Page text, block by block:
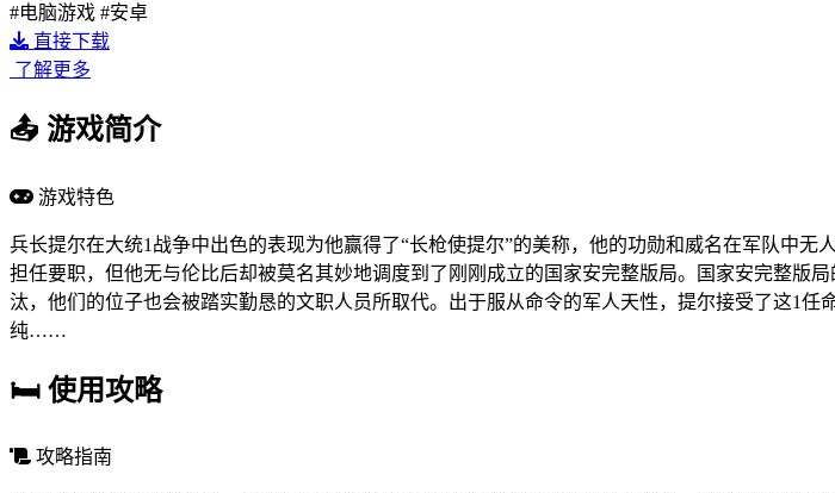
#电脑游戏 #安卓
直接下载
了解更多
📤 游戏简介
游戏特色
兵长提尔在大统1战争中出色的表现为他赢得了“长枪使提尔”的美称，他的功勋和威名在军队中
担任要职，但他无与伦比后却被莫名其妙地调度到了刚刚成立的国家安完整版局。国家安完整版
汰，他们的位子也会被踏实勤恳的文职人员所取代。出于服从命令的军人天性，提尔接受了这1
纯……
🛏️ 使用攻略
攻略指南